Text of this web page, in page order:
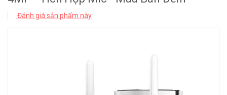
Đánh giá sản phẩm này